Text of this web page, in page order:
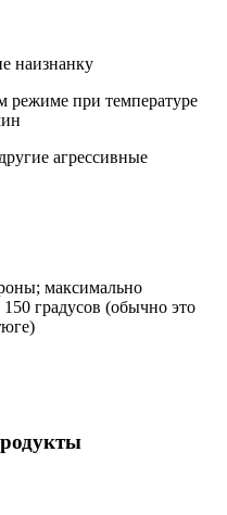
наизнанку
режиме при температуре
агрессивные
максимально
градусов (обычно это